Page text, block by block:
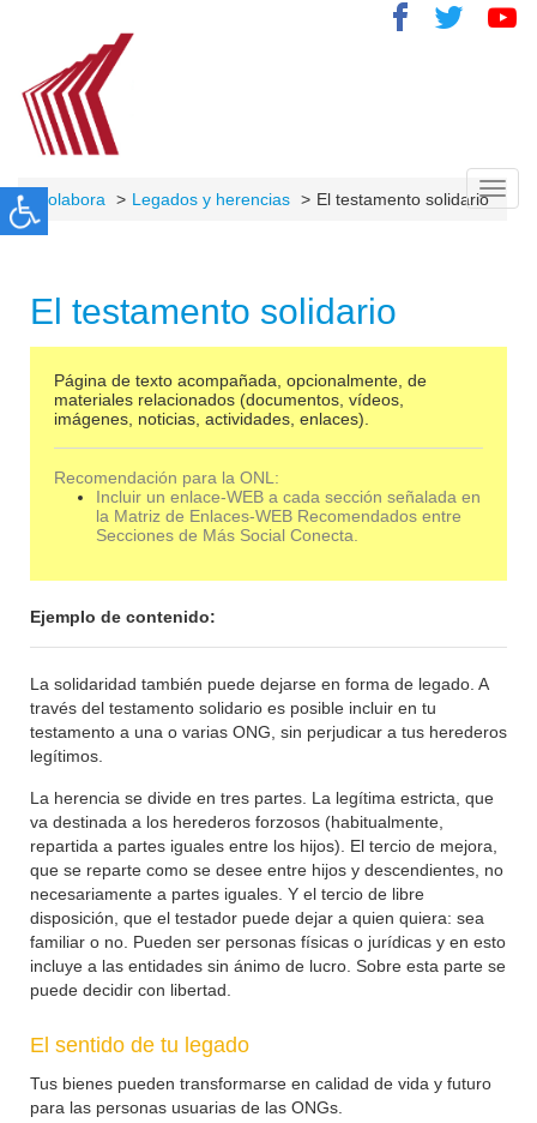
Colabora Legados y herencias El testamento solidario
El testamento solidario
Página de texto acompañada, opcionalmente, de
materiales relacionados (documentos, vídeos,
imágenes, noticias, actividades, enlaces).
Recomendación para la ONL:
Incluir un enlace-WEB a cada sección señalada en
la Matriz de Enlaces-WEB Recomendados entre
Secciones de Más Social Conecta.
Ejemplo de contenido:
La solidaridad también puede dejarse en forma de legado. A
través del testamento solidario es posible incluir en tu
testamento a una o varias ONG, sin perjudicar a tus herederos
legítimos.
La herencia se divide en tres partes. La legítima estricta, que
va destinada a los herederos forzosos (habitualmente,
repartida a partes iguales entre los hijos). El tercio de mejora,
que se reparte como se desee entre hijos y descendientes, no
necesariamente a partes iguales. Y el tercio de libre
disposición, que el testador puede dejar a quien quiera: sea
familiar o no. Pueden ser personas físicas o jurídicas y en esto
incluye a las entidades sin ánimo de lucro. Sobre esta parte se
puede decidir con libertad.
El sentido de tu legado
Tus bienes pueden transformarse en calidad de vida y futuro
para las personas usuarias de las ONGs.